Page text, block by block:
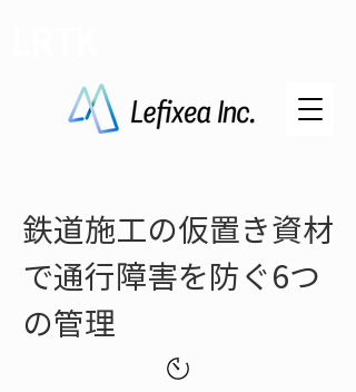
鉄道施工の仮置き資材
で通行障害を防ぐ6つ
の管理